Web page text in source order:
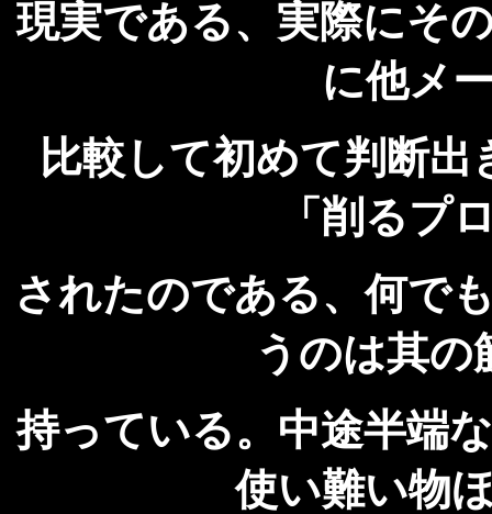
現実である、実際にそ
に他メ
比較して初めて判断
「削るプ
されたのである、何で
うのは其の
持っている。中途半端
使い難い物